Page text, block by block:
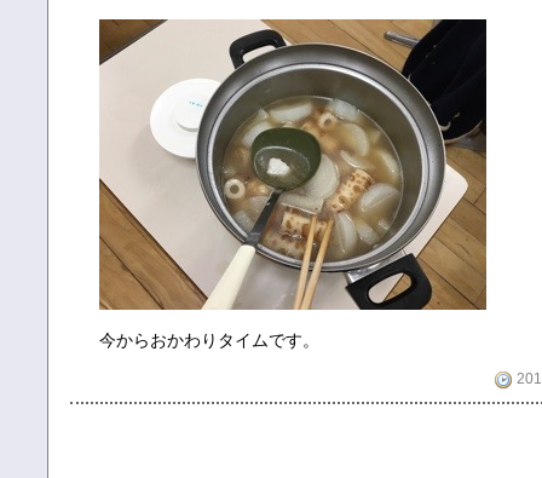
今からおかわりタイムです。